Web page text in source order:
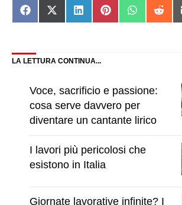
Share
on
Share
on
Share
on
Share
on
Share
on
on
LA LETTURA CONTINUA...
Voce, sacrificio e passione:
cosa serve davvero per
diventare un cantante lirico
I lavori più pericolosi che
esistono in Italia
Giornate lavorative infinite? I